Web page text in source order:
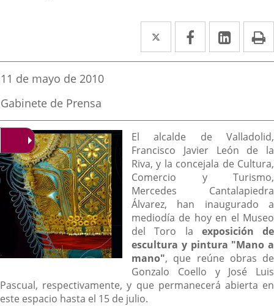
Twitter
Enlace
a
externa.
Facebook
Enlace
a
externa.
Enlace
a
Fecha
la
noticia
11 de mayo de 2010
Fuente
la
noticia
Gabinete de Prensa
Descripción
El alcalde de Valladolid,
Francisco Javier León de la
Riva, y la concejala de Cultura,
Comercio y Turismo,
Mercedes Cantalapiedra
Álvarez, han inaugurado a
mediodía de hoy en el Museo
del Toro la exposición de
escultura y pintura "Mano a
mano", que reúne obras de
Gonzalo Coello y José Luis
Pascual, respectivamente, y que permanecerá abierta en
este espacio hasta el 15 de julio.